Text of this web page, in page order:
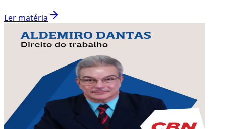
Ler matéria